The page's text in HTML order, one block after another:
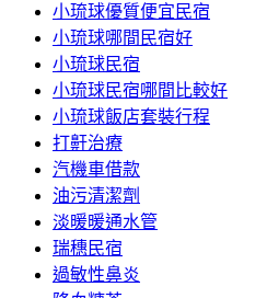
小琉球優質便宜民宿
小琉球哪間民宿好
小琉球民宿
小琉球民宿哪間比較好
小琉球飯店套裝行程
打鼾治療
汽機車借款
油污清潔劑
淡暖暖通水管
瑞穗民宿
過敏性鼻炎